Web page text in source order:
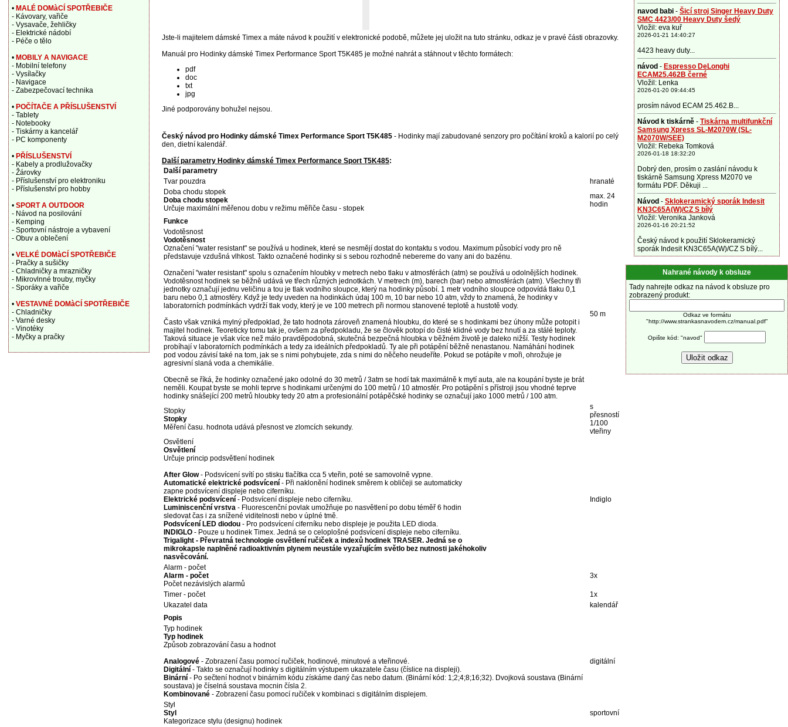
Jste-li majitelem dámské Timex a máte návod k použití v elektronické podobě, můžete jej uložit na tuto stránku, odkaz je v pravé části obrazovky.
Manuál pro Hodinky dámské Timex Performance Sport T5K485 je možné nahrát a stáhnout v těchto formátech:
pdf
doc
txt
jpg
Jiné podporovány bohužel nejsou.
Český návod pro Hodinky dámské Timex Performance Sport T5K485 - Hodinky mají zabudované senzory pro počítání kroků a kalorií po celý
den, dietní kalendář.
Další parametry Hodinky dámské Timex Performance Sport T5K485:
Další parametry
Tvar pouzdra
hranaté
Doba chodu stopek
Doba chodu stopek
Určuje maximální měřenou dobu v režimu měřiče času - stopek
max. 24
hodin
Funkce
Vodotěsnost
Vodotěsnost
Označení "water resistant" se používá u hodinek, které se nesmějí dostat do kontaktu s vodou. Maximum působící vody pro ně
představuje vzdušná vlhkost. Takto označené hodinky si s sebou rozhodně nebereme do vany ani do bazénu.
Označení "water resistant" spolu s označením hloubky v metrech nebo tlaku v atmosférách (atm) se používá u odolnějších hodinek.
Vodotěsnost hodinek se běžně udává ve třech různých jednotkách. V metrech (m), barech (bar) nebo atmosférách (atm). Všechny tři
jednotky označují jednu veličinu a tou je tlak vodního sloupce, který na hodinky působí. 1 metr vodního sloupce odpovídá tlaku 0,1
baru nebo 0,1 atmosféry. Když je tedy uveden na hodinkách údaj 100 m, 10 bar nebo 10 atm, vždy to znamená, že hodinky v
laboratorních podmínkách vydrží tlak vody, který je ve 100 metrech při normou stanovené teplotě a hustotě vody.
Často však vzniká mylný předpoklad, že tato hodnota zároveň znamená hloubku, do které se s hodinkami bez úhony může potopit i
majitel hodinek. Teoreticky tomu tak je, ovšem za předpokladu, že se člověk potopí do čisté klidné vody bez hnutí a za stálé teploty.
Taková situace je však více než málo pravděpodobná, skutečná bezpečná hloubka v běžném životě je daleko nižší. Testy hodinek
probíhají v laboratorních podmínkách a tedy za ideálních předpokladů. Ty ale při potápění běžně nenastanou. Namáhání hodinek
pod vodou závisí také na tom, jak se s nimi pohybujete, zda s nimi do něčeho neudeříte. Pokud se potápíte v moři, ohrožuje je
agresivní slaná voda a chemikálie.
Obecně se říká, že hodinky označené jako odolné do 30 metrů / 3atm se hodí tak maximálně k mytí auta, ale na koupání byste je brát
neměli. Koupat byste se mohli teprve s hodinkami určenými do 100 metrů / 10 atmosfér. Pro potápění s přístroji jsou vhodné teprve
hodinky snášející 200 metrů hloubky tedy 20 atm a profesionální potápěčské hodinky se označují jako 1000 metrů / 100 atm.
50 m
Stopky
Stopky
Měření času. hodnota udává přesnost ve zlomcích sekundy.
s
přesností
1/100
vteřiny
Osvětlení
Osvětlení
Určuje princip podsvětlení hodinek
After Glow- Podsvícení svítí po stisku tlačítka cca 5 vteřin, poté se samovolně vypne.
Automatické elektrické podsvícení - Při naklonění hodinek směrem k obličeji se automaticky
zapne podsvícení displeje nebo ciferníku.
Elektrické podsvícení - Podsvícení displeje nebo ciferníku.
Luminiscenční vrstva - Fluorescenční povlak umožňuje po nasvětlení po dobu téměř 6 hodin
sledovat čas i za snížené viditelnosti nebo v úplné tmě.
Podsvícení LED diodou - Pro podsvícení ciferníku nebo displeje je použita LED dioda.
INDIGLO - Pouze u hodinek Timex. Jedná se o celoplošné podsvícení displeje nebo ciferníku.
Trigalight - Převratná technologie osvětlení ručiček a indexů hodinek TRASER. Jedná se o
mikrokapsle naplněné radioaktivním plynem neustále vyzařujícím světlo bez nutnosti jakéhokoliv
nasvěcování.
Indiglo
Alarm - počet
Alarm - počet
Počet nezávislých alarmů
3x
Timer - počet
1x
Ukazatel data
kalendář
Popis
Typ hodinek
Typ hodinek
Způsob zobrazování času a hodnot
Analogové - Zobrazení času pomocí ručiček, hodinové, minutové a vteřinové.
Digitální - Takto se označují hodinky s digitálním výstupem ukazatele času (číslice na displeji).
Binární - Po sečtení hodnot v binárním kódu získáme daný čas nebo datum. (Binární kód: 1;2;4;8;16;32). Dvojková soustava (Binární
soustava) je číselná soustava mocnin čísla 2.
Kombinované - Zobrazení času pomocí ručiček v kombinaci s digitálním displejem.
digitální
Styl
Styl
Kategorizace stylu (designu) hodinek
sportovní
• MALÉ DOMàCÍ SPOTŘEBIČE
- Kávovary, vařiče
- Vysavače, žehličky
- Elektrické nádobí
- Péče o tělo
• MOBILY A NAVIGACE
- Mobilní telefony
- Vysílačky
- Navigace
- Zabezpečovací technika
• POČÍTAČE A PŘÍSLUŠENSTVÍ
- Tablety
- Notebooky
- Tiskárny a kancelář
- PC komponenty
• PŘÍSLUŠENSTVÍ
- Kabely a prodlužovačky
- Žárovky
- Příslušenství pro elektroniku
- Příslušenství pro hobby
• SPORT A OUTDOOR
- Návod na posilování
- Kemping
- Sportovní nástroje a vybavení
- Obuv a oblečení
• VELKÉ DOMàCÍ SPOTŘEBIČE
- Pračky a sušičky
- Chladničky a mrazničky
- Mikrovlnné trouby, myčky
- Sporáky a vařiče
• VESTAVNÉ DOMàCÍ SPOTŘEBIČE
- Chladničky
- Varné desky
- Vinotéky
- Myčky a pračky
navod babi - Šicí stroj Singer Heavy Duty
SMC 4423/00 Heavy Duty šedý
Vložil: eva kuř
2026-01-21 14:40:27
4423 heavy duty...
návod - Espresso DeLonghi
ECAM25.462B černé
Vložil: Lenka
2026-01-20 09:44:45
prosím návod ECAM 25.462.B...
Návod k tiskárně - Tiskárna multifunkční
Samsung Xpress SL-M2070W (SL-
M2070W/SEE)
Vložil: Rebeka Tomková
2026-01-18 18:32:20
Dobrý den, prosím o zaslání návodu k
tiskárně Samsung Xpress M2070 ve
formátu PDF. Děkuji ...
Návod - Sklokeramický sporák Indesit
KN3C65A(W)/CZ S bílý
Vložil: Veronika Janková
2026-01-16 20:21:52
Český návod k použití Sklokeramický
sporák Indesit KN3C65A(W)/CZ S bílý...
Nahrané návody k obsluze
Tady nahrejte odkaz na návod k obsluze pro
zobrazený produkt:
Odkaz ve formátu
"http://www.strankasnavodem.cz/manual.pdf"
Opište kód: "navod"